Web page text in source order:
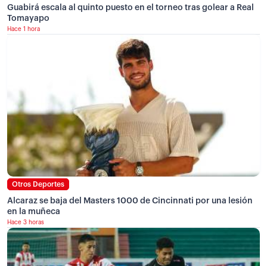
Guabirá escala al quinto puesto en el torneo tras golear a Real
Tomayapo
Hace 1 hora
Otros Deportes
Alcaraz se baja del Masters 1000 de Cincinnati por una lesión
en la muñeca
Hace 3 horas